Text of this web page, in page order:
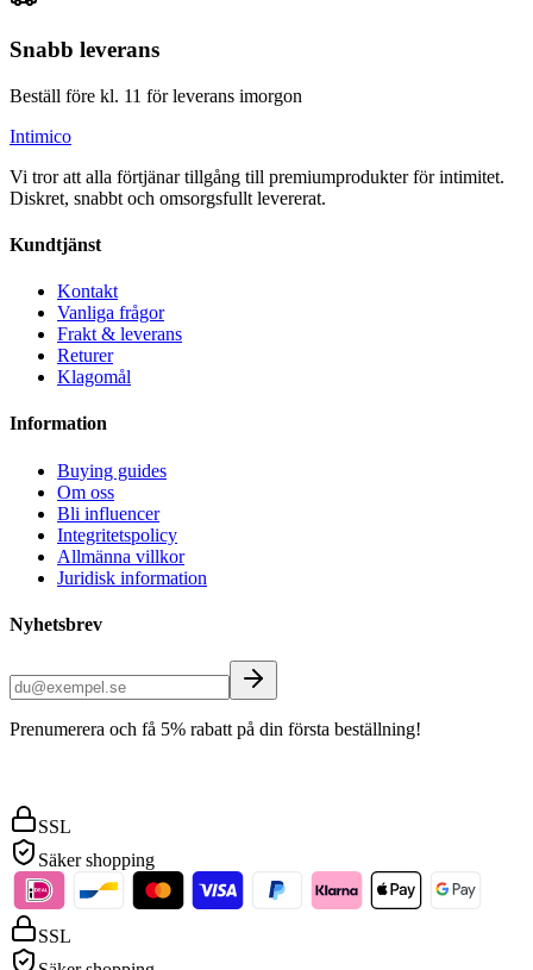
Snabb leverans
Beställ före kl. 11 för leverans imorgon
Intimico
Vi tror att alla förtjänar tillgång till premiumprodukter för intimitet.
Diskret, snabbt och omsorgsfullt levererat.
Kundtjänst
Kontakt
Vanliga frågor
Frakt & leverans
Returer
Klagomål
Information
Buying guides
Om oss
Bli influencer
Integritetspolicy
Allmänna villkor
Juridisk information
Nyhetsbrev
Prenumerera och få 5% rabatt på din första beställning!
SSL
Säker shopping
SSL